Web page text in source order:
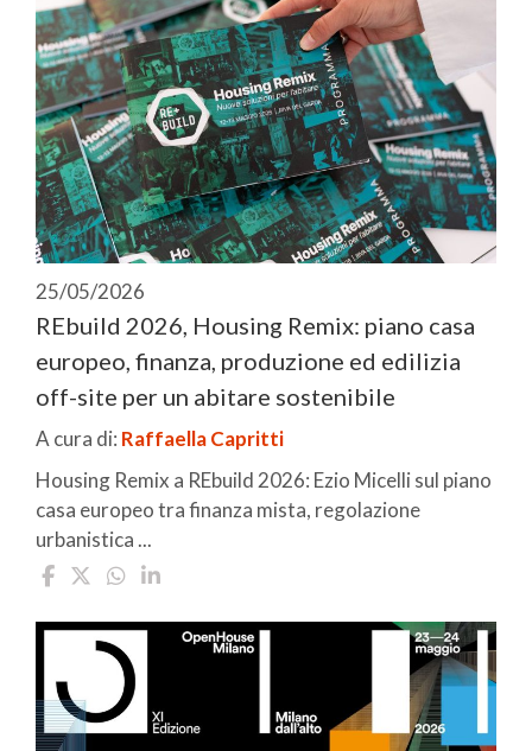
25/05/2026
REbuild 2026, Housing Remix: piano casa
europeo, finanza, produzione ed edilizia
off-site per un abitare sostenibile
A cura di: Raffaella Capritti
Housing Remix a REbuild 2026: Ezio Micelli sul piano
casa europeo tra finanza mista, regolazione
urbanistica ...